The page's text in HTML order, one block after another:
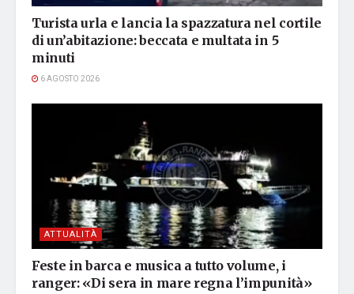
Turista urla e lancia la spazzatura nel cortile
di un’abitazione: beccata e multata in 5
minuti
6 AGOSTO 2026
ATTUALITÀ
Feste in barca e musica a tutto volume, i
ranger: «Di sera in mare regna l’impunità»